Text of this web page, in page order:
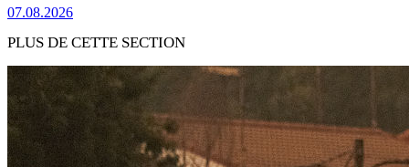
07.08.2026
PLUS DE CETTE SECTION